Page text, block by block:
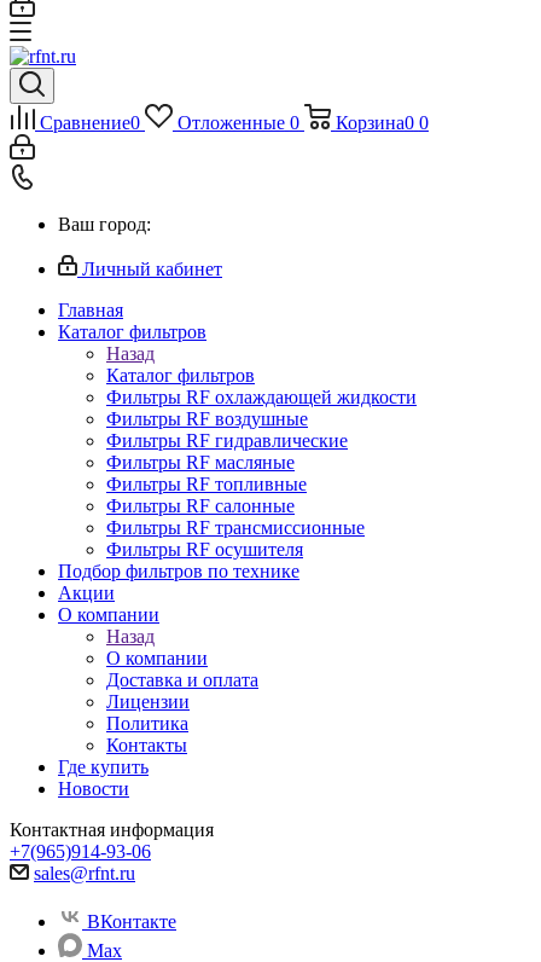
Сравнение0 Отложенные 0 Корзина0 0
Ваш город:
Личный кабинет
Главная
Каталог фильтров
Назад
Каталог фильтров
Фильтры RF охлаждающей жидкости
Фильтры RF воздушные
Фильтры RF гидравлические
Фильтры RF масляные
Фильтры RF топливные
Фильтры RF салонные
Фильтры RF трансмиссионные
Фильтры RF осушителя
Подбор фильтров по технике
Акции
О компании
Назад
О компании
Доставка и оплата
Лицензии
Политика
Контакты
Где купить
Новости
Контактная информация
+7(965)914-93-06
sales@rfnt.ru
ВКонтакте
Max